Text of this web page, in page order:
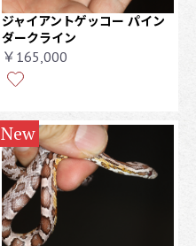
ジャイアントゲッコー パイン
ダークライン
￥165,000
New